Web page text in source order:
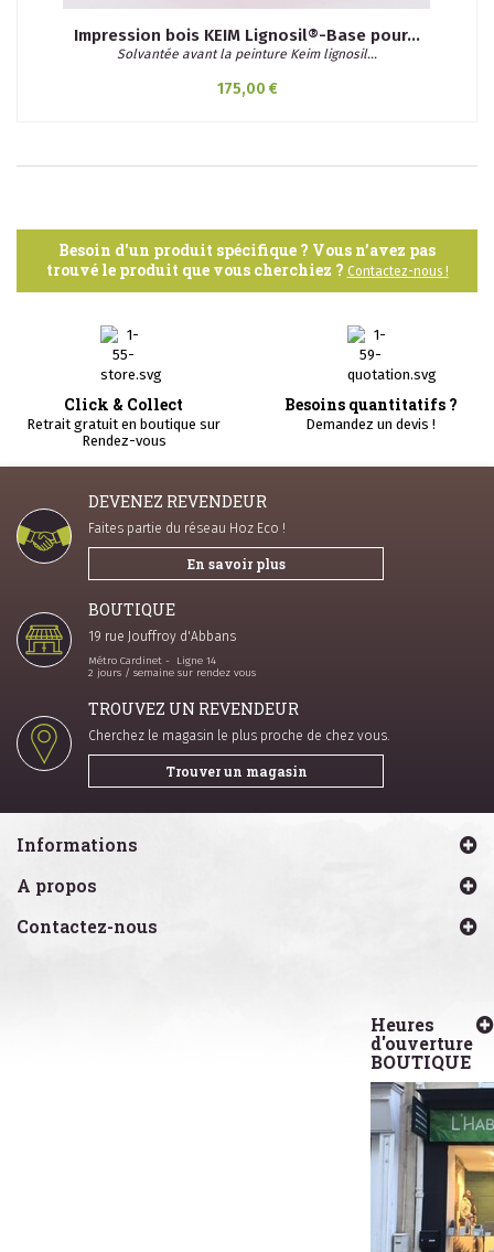
Impression bois KEIM Lignosil®-Base pour...
Solvantée avant la peinture Keim lignosil...
175,00 €
Besoin d'un produit spécifique ? Vous n’avez pas
trouvé le produit que vous cherchiez ? Contactez-nous !
Click & Collect
Retrait gratuit en boutique sur
Rendez-vous
Besoins quantitatifs ?
Demandez un devis !
DEVENEZ REVENDEUR
Faites partie du réseau Hoz Eco !
En savoir plus
BOUTIQUE
19 rue Jouffroy d'Abbans
Métro Cardinet - Ligne 14
2 jours / semaine sur rendez vous
TROUVEZ UN REVENDEUR
Cherchez le magasin le plus proche de chez vous.
Trouver un magasin
Informations
A propos
Contactez-nous
Heures
d'ouverture
BOUTIQUE